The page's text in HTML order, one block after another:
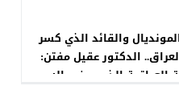
والقائد الذي كسر
الدكتور عقيل مفتن:
العراقية الذي سخر ماله